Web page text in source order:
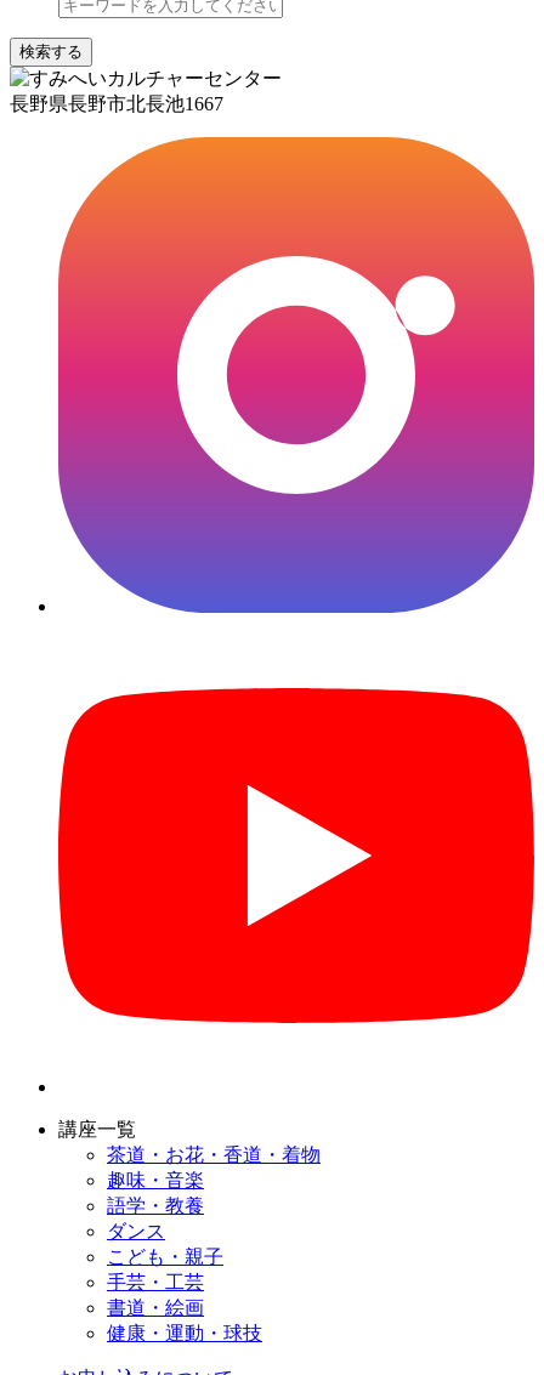
検索する
長野県長野市北長池1667
講座一覧
茶道・お花・香道・着物
趣味・音楽
語学・教養
ダンス
こども・親子
手芸・工芸
書道・絵画
健康・運動・球技